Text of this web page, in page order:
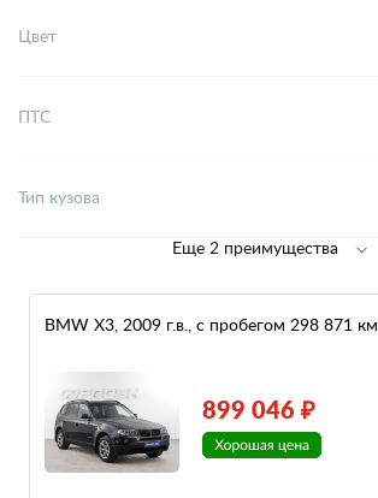
Цвет
ПТС
Тип кузова
Еще 2 преимущества
BMW X3, 2009 г.в., с пробегом 298 871 км
899 046 ₽